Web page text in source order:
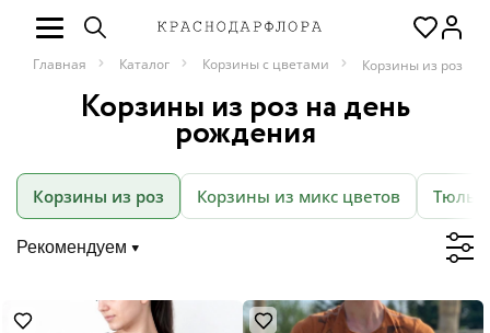
Главная Каталог Корзины с цветами Корзины из роз
Корзины из роз на день
рождения
Корзины из роз Корзины из микс цветов
Рекомендуем